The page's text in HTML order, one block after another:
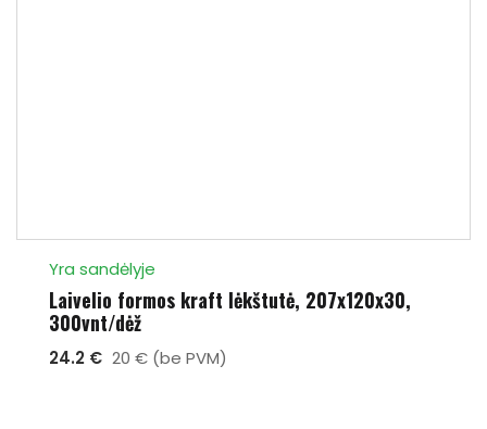
Yra sandėlyje
Laivelio formos kraft lėkštutė, 207x120x30,
300vnt/dėž
24.2 € 20 € (be PVM)